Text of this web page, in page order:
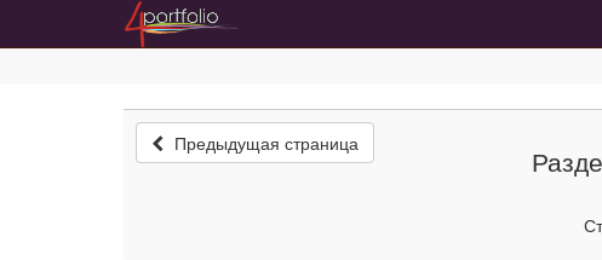
Предыдущая страница